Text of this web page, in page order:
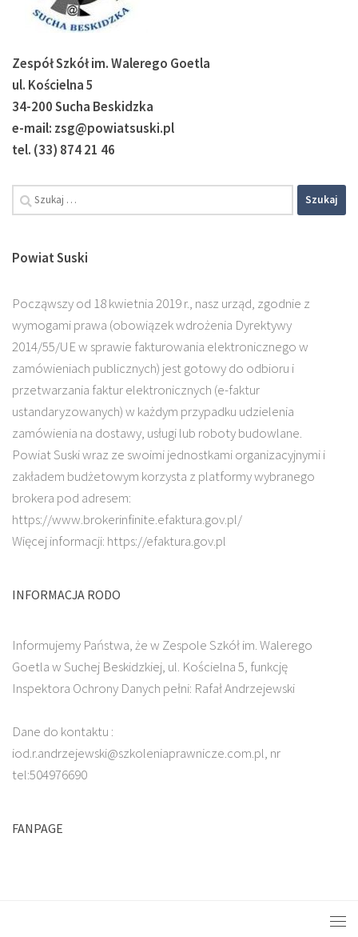
Zespół Szkół im. Walerego Goetla
ul. Kościelna 5
34-200 Sucha Beskidzka
e-mail: zsg@powiatsuski.pl
tel. (33) 874 21 46
Szukaj:
Powiat Suski
Począwszy od 18 kwietnia 2019 r., nasz urząd, zgodnie z
wymogami prawa (obowiązek wdrożenia Dyrektywy
2014/55/UE w sprawie fakturowania elektronicznego w
zamówieniach publicznych) jest gotowy do odbioru i
przetwarzania faktur elektronicznych (e-faktur
ustandaryzowanych) w każdym przypadku udzielenia
zamówienia na dostawy, usługi lub roboty budowlane.
Powiat Suski wraz ze swoimi jednostkami organizacyjnymi i
zakładem budżetowym korzysta z platformy wybranego
brokera pod adresem:
https://www.brokerinfinite.efaktura.gov.pl/
Więcej informacji: https://efaktura.gov.pl
INFORMACJA RODO
Informujemy Państwa, że w Zespole Szkół im. Walerego
Goetla w Suchej Beskidzkiej, ul. Kościelna 5, funkcję
Inspektora Ochrony Danych pełni: Rafał Andrzejewski
Dane do kontaktu :
iod.r.andrzejewski@szkoleniaprawnicze.com.pl, nr
tel:504976690
FANPAGE